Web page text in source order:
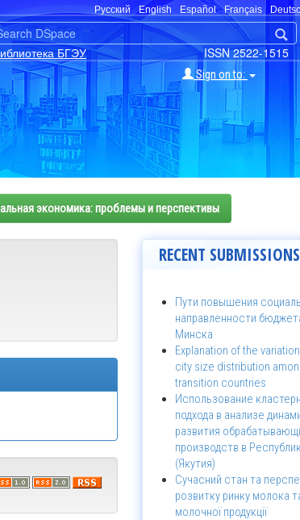
Русский English Español Français
ISSN 2522-1515
БГЭУ
Sign on to:
экономика: проблемы и перспективы
RECENT SUBMISSIONS
Пути повышения
направленности
Минска
Explanation of the
city size distribution
transition countries
Использование
подхода в анализе
развития
производств в
(Якутия)
Сучасний стан та
розвитку ринку молока
молочної продукції